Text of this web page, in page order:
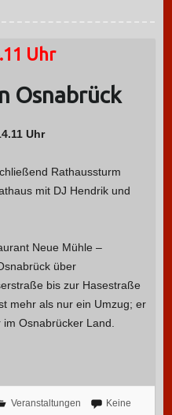
Uhr
Osnabrück
Uhr
Rathaussturm
mit DJ Hendrik und
Neue Mühle –
über
bis zur Hasestraße
mehr als nur ein Umzug; er
Osnabrücker Land.
Veranstaltungen
Keine